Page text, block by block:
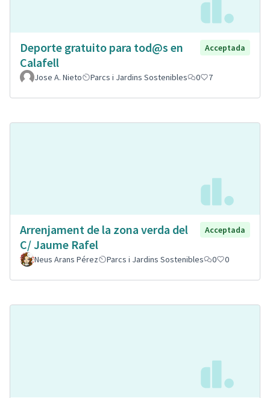
Deporte gratuito para tod@s en
Calafell
Acceptada
Jose A. Nieto Parcs i Jardins Sostenibles 0 7
Arrenjament de la zona verda del
C/ Jaume Rafel
Acceptada
Neus Arans Pérez Parcs i Jardins Sostenibles 0 0